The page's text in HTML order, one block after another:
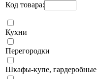
Код товара:
Кухни
Перегородки
Шкафы-купе, гардеробные